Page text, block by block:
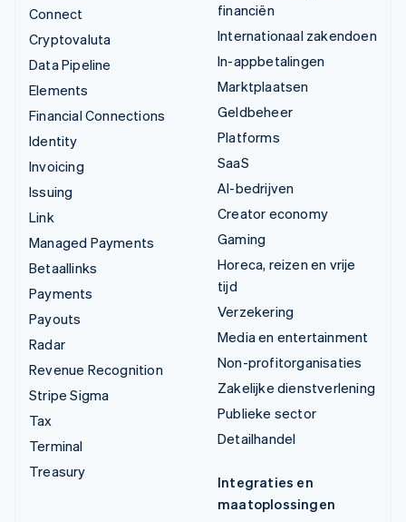
Connect
Cryptovaluta
Data Pipeline
Elements
Financial Connections
Identity
Invoicing
Issuing
Link
Managed Payments
Betaallinks
Payments
Payouts
Radar
Revenue Recognition
Stripe Sigma
Tax
Terminal
Treasury
financiën
Internationaal zakendoen
In-appbetalingen
Marktplaatsen
Geldbeheer
Platforms
SaaS
AI-bedrijven
Creator economy
Gaming
Horeca, reizen en vrije
tijd
Verzekering
Media en entertainment
Non-profitorganisaties
Zakelijke dienstverlening
Publieke sector
Detailhandel
Integraties en
maatoplossingen